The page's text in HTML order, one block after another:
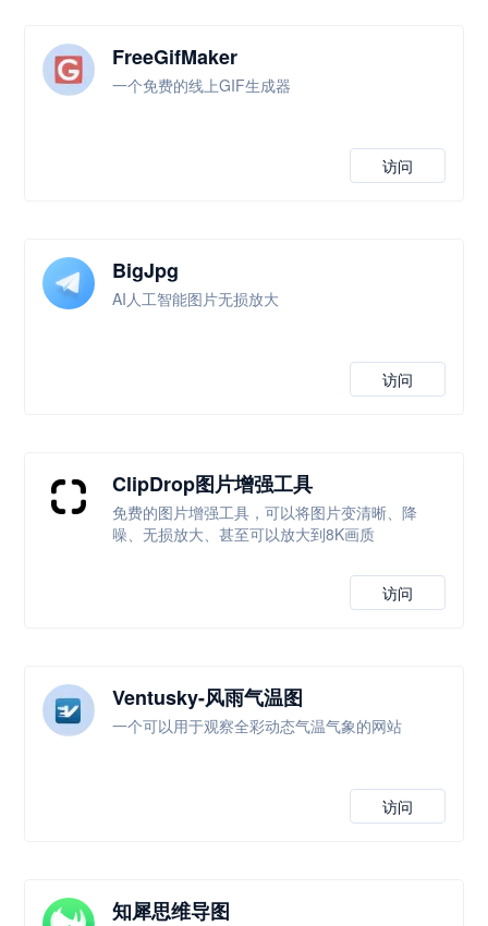
FreeGifMaker
一个免费的线上GIF生成器
访问
BigJpg
AI人工智能图片无损放大
访问
ClipDrop图片增强工具
免费的图片增强工具，可以将图片变清晰、降
噪、无损放大、甚至可以放大到8K画质
访问
Ventusky-风雨气温图
一个可以用于观察全彩动态气温气象的网站
访问
知犀思维导图